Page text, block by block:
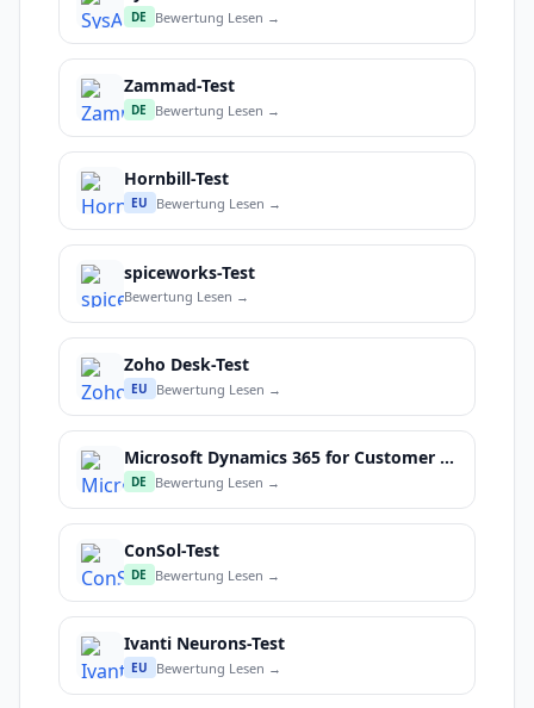
DE Bewertung Lesen →
Zammad-Test
DE Bewertung Lesen →
Hornbill-Test
EU Bewertung Lesen →
spiceworks-Test
Bewertung Lesen →
Zoho Desk-Test
EU Bewertung Lesen →
Microsoft Dynamics 365 for Customer Service-Test
DE Bewertung Lesen →
ConSol-Test
DE Bewertung Lesen →
Ivanti Neurons-Test
EU Bewertung Lesen →